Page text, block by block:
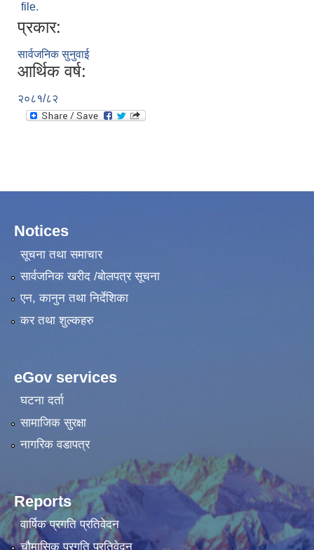
file.
प्रकार:
सार्वजनिक सुनुवाई
आर्थिक वर्ष:
२०८१/८२
Notices
सूचना तथा समाचार
सार्वजनिक खरीद /बोलपत्र सूचना
एन, कानुन तथा निर्देशिका
कर तथा शुल्कहरु
eGov services
घटना दर्ता
सामाजिक सुरक्षा
नागरिक वडापत्र
Reports
वार्षिक प्रगति प्रतिवेदन
चौमासिक प्रगति प्रतिवेदन